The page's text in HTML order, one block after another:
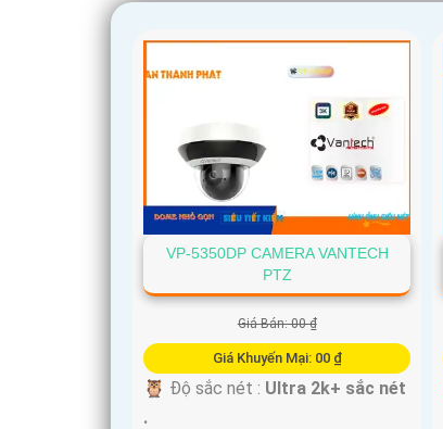
VP-5350DP CAMERA VANTECH
PTZ
Giá Bán: 00 ₫
Giá Khuyến Mại: 00 ₫
🦉 Độ sắc nét : Ultra 2k+ sắc nét
.